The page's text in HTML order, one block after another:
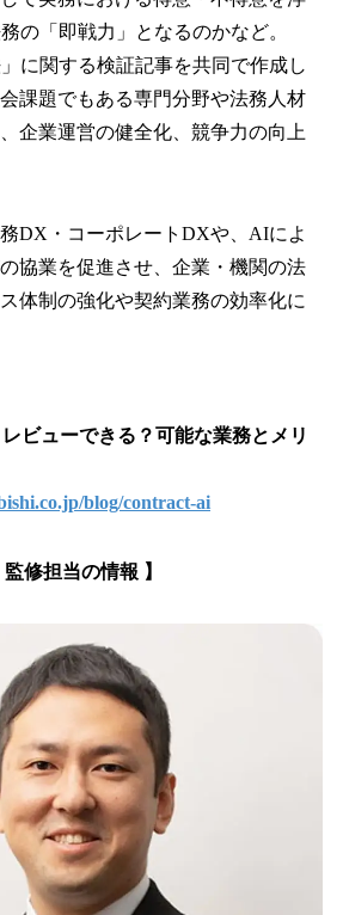
の「即戦力」となるのかなど。
に関する検証記事を共同で作成し
課題でもある専門分野や法務人材
企業運営の健全化、競争力の向上
DX・コーポレートDXや、AIによ
協業を促進させ、企業・機関の法
体制の強化や契約業務の効率化に
ビューできる？可能な業務とメリ
blog/contract-ai
修担当の情報 】